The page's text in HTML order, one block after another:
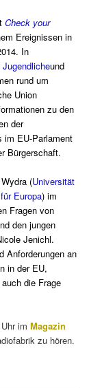
Check your
Ereignissen in
In
Jugendlicheund
rund um
Union
zu den
der
im EU-Parlament
Bürgerschaft.
(Universität
Europa) im
Fragen von
den jungen
Jenichl.
Anforderungen an
in der EU,
die Frage
Uhr imMagazin
zu hören.